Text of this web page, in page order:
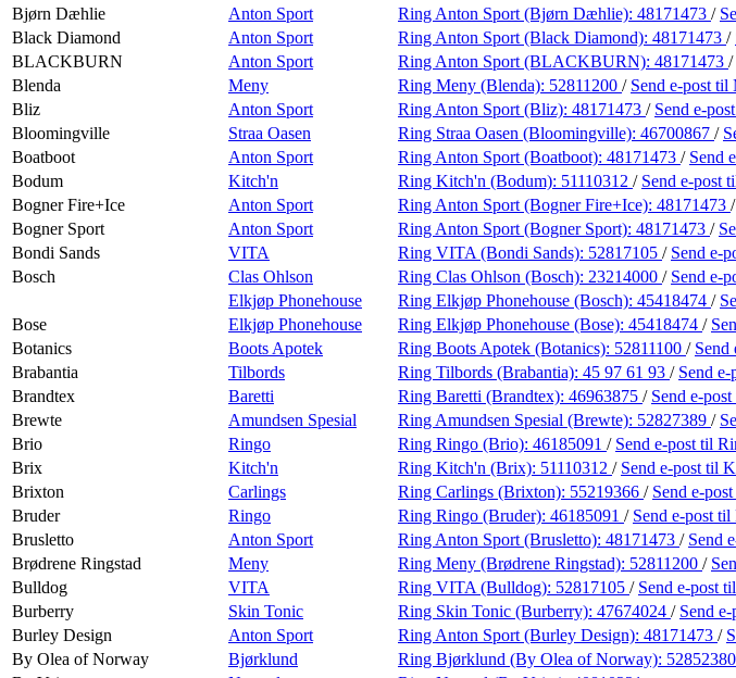
Bjørn Dæhlie
Anton Sport Ring Anton Sport (Bjørn Dæhlie): 48171473 /
Black Diamond
Anton Sport Ring Anton Sport (Black Diamond): 48171473 /
BLACKBURN
Anton Sport Ring Anton Sport (BLACKBURN): 48171473 /
Blenda
Meny Ring Meny (Blenda): 52811200 / Send e-post til
Bliz
Anton Sport Ring Anton Sport (Bliz): 48171473 / Send e-post
Bloomingville
Straa Oasen Ring Straa Oasen (Bloomingville): 46700867 /
Boatboot
Anton Sport Ring Anton Sport (Boatboot): 48171473 / Send
Bodum
Kitch'n Ring Kitch'n (Bodum): 51110312 / Send e-post
Bogner Fire+Ice
Anton Sport Ring Anton Sport (Bogner Fire+Ice): 48171473 /
Bogner Sport
Anton Sport Ring Anton Sport (Bogner Sport): 48171473 /
Bondi Sands
VITA Ring VITA (Bondi Sands): 52817105 / Send e-
Bosch
Clas Ohlson Ring Clas Ohlson (Bosch): 23214000 / Send e-
Elkjøp Phonehouse
Ring Elkjøp Phonehouse (Bosch): 45418474 /
Bose
Elkjøp Phonehouse Ring Elkjøp Phonehouse (Bose): 45418474 /
Botanics
Boots Apotek Ring Boots Apotek (Botanics): 52811100 / Send
Brabantia
Tilbords Ring Tilbords (Brabantia): 45 97 61 93 / Send e-
Brandtex
Baretti Ring Baretti (Brandtex): 46963875 / Send e-post
Brewte
Amundsen Spesial Ring Amundsen Spesial (Brewte): 52827389 /
Brio
Ringo Ring Ringo (Brio): 46185091 / Send e-post til
Brix
Kitch'n Ring Kitch'n (Brix): 51110312 / Send e-post til
Brixton
Carlings Ring Carlings (Brixton): 55219366 / Send e-post
Bruder
Ringo Ring Ringo (Bruder): 46185091 / Send e-post til
Brusletto
Anton Sport Ring Anton Sport (Brusletto): 48171473 / Send
Brødrene Ringstad
Meny Ring Meny (Brødrene Ringstad): 52811200 /
Bulldog
VITA Ring VITA (Bulldog): 52817105 / Send e-post
Burberry
Skin Tonic Ring Skin Tonic (Burberry): 47674024 / Send e-
Burley Design
Anton Sport Ring Anton Sport (Burley Design): 48171473 /
By Olea of Norway
Bjørklund Ring Bjørklund (By Olea of Norway): 52852380